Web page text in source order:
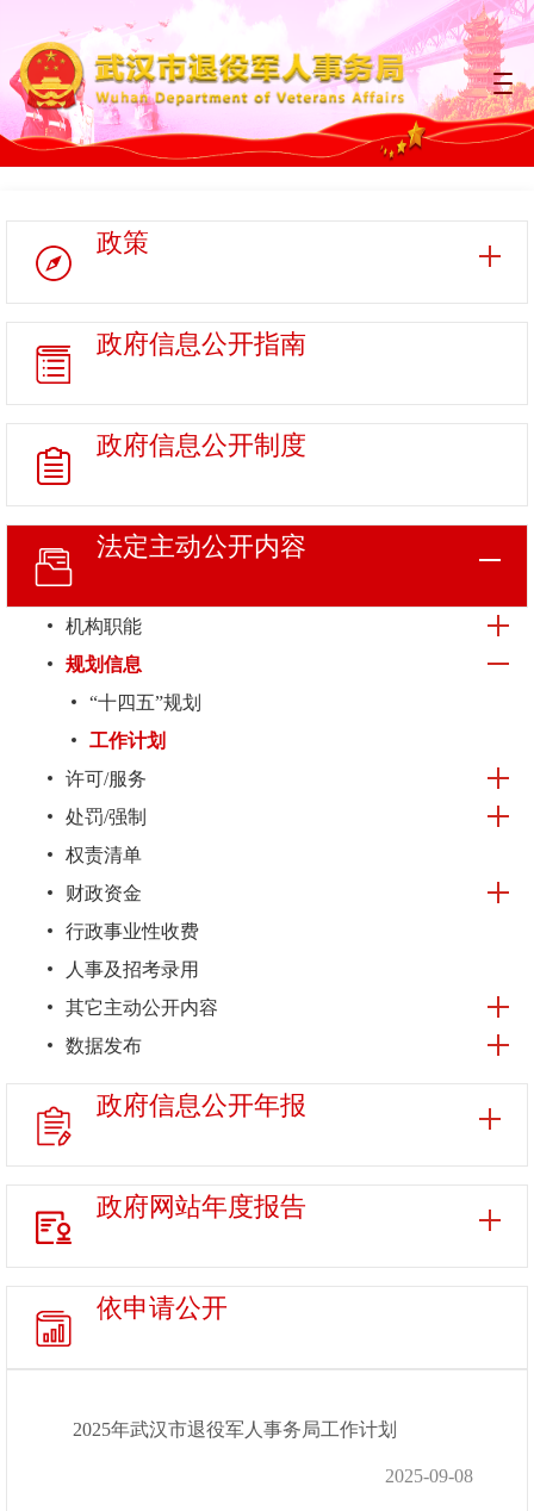
政策
政府信息公开指南
政府信息公开制度
法定主动公开内容
机构职能
规划信息
“十四五”规划
工作计划
许可/服务
处罚/强制
权责清单
财政资金
行政事业性收费
人事及招考录用
其它主动公开内容
数据发布
政府信息公开年报
政府网站年度报告
依申请公开
2025年武汉市退役军人事务局工作计划
2025-09-08